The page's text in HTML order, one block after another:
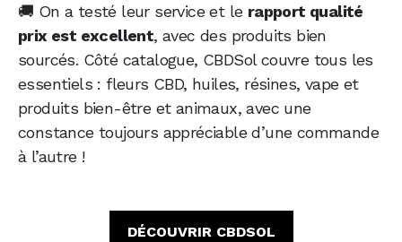
🚚 On a testé leur service et le rapport qualité
prix est excellent, avec des produits bien
sourcés. Côté catalogue, CBDSol couvre tous les
essentiels : fleurs CBD, huiles, résines, vape et
produits bien-être et animaux, avec une
constance toujours appréciable d’une commande
à l’autre !
DÉCOUVRIR CBDSOL